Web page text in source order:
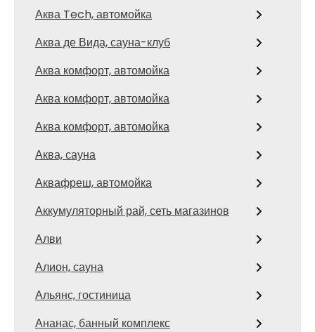
Аква Tech, автомойка
Аква де Вида, сауна-клуб
Аква комфорт, автомойка
Аква комфорт, автомойка
Аква комфорт, автомойка
Аква, сауна
Аквафреш, автомойка
Аккумуляторный рай, сеть магазинов
Алви
Алион, сауна
Альянс, гостиница
Ананас, банный комплекс